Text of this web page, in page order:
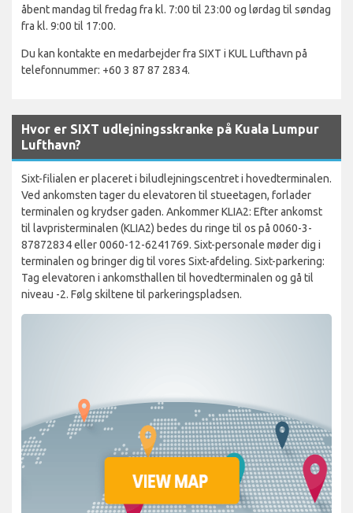
åbent mandag til fredag fra kl. 7:00 til 23:00 og lørdag til søndag
fra kl. 9:00 til 17:00.
Du kan kontakte en medarbejder fra SIXT i KUL Lufthavn på
telefonnummer: +60 3 87 87 2834.
Hvor er SIXT udlejningsskranke på Kuala Lumpur
Lufthavn?
Sixt-filialen er placeret i biludlejningscentret i hovedterminalen.
Ved ankomsten tager du elevatoren til stueetagen, forlader
terminalen og krydser gaden. Ankommer KLIA2: Efter ankomst
til lavpristerminalen (KLIA2) bedes du ringe til os på 0060-3-
87872834 eller 0060-12-6241769. Sixt-personale møder dig i
terminalen og bringer dig til vores Sixt-afdeling. Sixt-parkering:
Tag elevatoren i ankomsthallen til hovedterminalen og gå til
niveau -2. Følg skiltene til parkeringspladsen.